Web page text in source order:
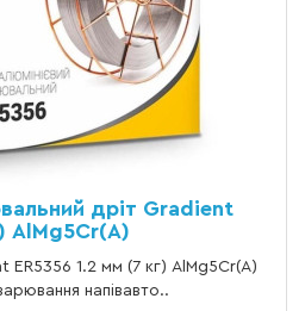
дріт Gradient
AlMg5Cr(A)
ER5356 1.2 мм (7 кг) AlMg5Cr(A)
напівавто..